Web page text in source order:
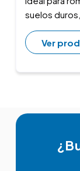
suelos
Ver